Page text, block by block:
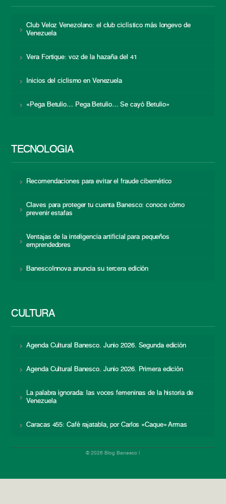
Club Veloz Venezolano: el club ciclístico más longevo de
Venezuela
Vera Fortique: voz de la hazaña del 41
Inicios del ciclismo en Venezuela
«Pega Betulio… Pega Betulio… Se cayó Betulio»
TECNOLOGÍA
Recomendaciones para evitar el fraude cibernético
Claves para proteger tu cuenta Banesco: conoce cómo
prevenir estafas
Ventajas de la inteligencia artificial para pequeños
emprendedores
BanescoInnova anuncia su tercera edición
CULTURA
Agenda Cultural Banesco. Junio 2026. Segunda edición
Agenda Cultural Banesco. Junio 2026. Primera edición
La palabra ignorada: las voces femeninas de la historia de
Venezuela
Caracas 455: Café rajatabla, por Carlos «Caque» Armas
© 2026 Blog Banesco |